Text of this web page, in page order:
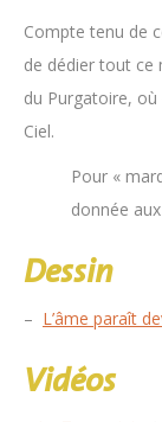
Compte tenu de
de dédier tout ce
du Purgatoire,
Ciel.
Pour «
donnée
Dessin
– L’âme paraît
Vidéos